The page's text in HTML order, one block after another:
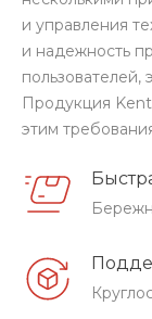
и управления
и надежность
пользователей,
Продукция
этим